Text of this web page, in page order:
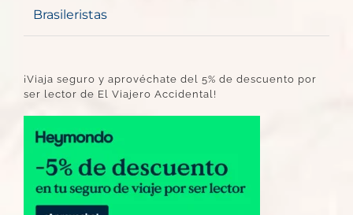
Brasileristas
¡Viaja seguro y aprovéchate del 5% de descuento por
ser lector de El Viajero Accidental!